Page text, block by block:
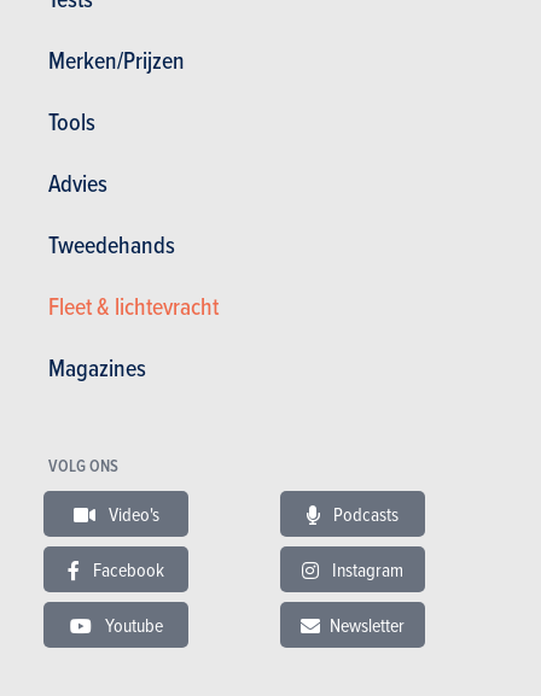
Merken/Prijzen
Tools
Advies
Tweedehands
Fleet & lichtevracht
Magazines
VOLG ONS
Video's Podcasts
Facebook Instagram
Youtube Newsletter
Nieuws
Autotests
Privacybeleid|Algemene voorwaarden
Intellectuele eigendomsrechten
Produpress, een merk van de groep:
Powered with
www.autogids.be onderdeel Produpress-
groep. Uitgever sinds 1950.